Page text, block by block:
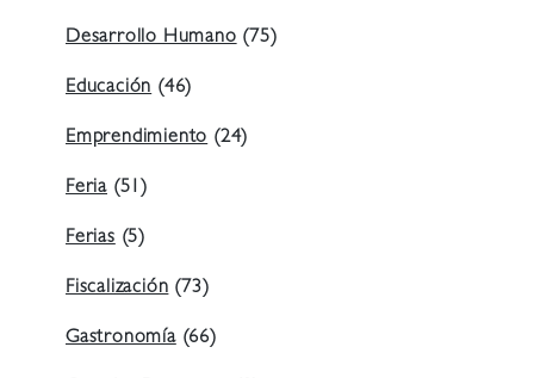
Desarrollo Humano(75)
Educación(46)
Emprendimiento(24)
Feria (51)
Ferias(5)
Fiscalización(73)
Gastronomía(66)